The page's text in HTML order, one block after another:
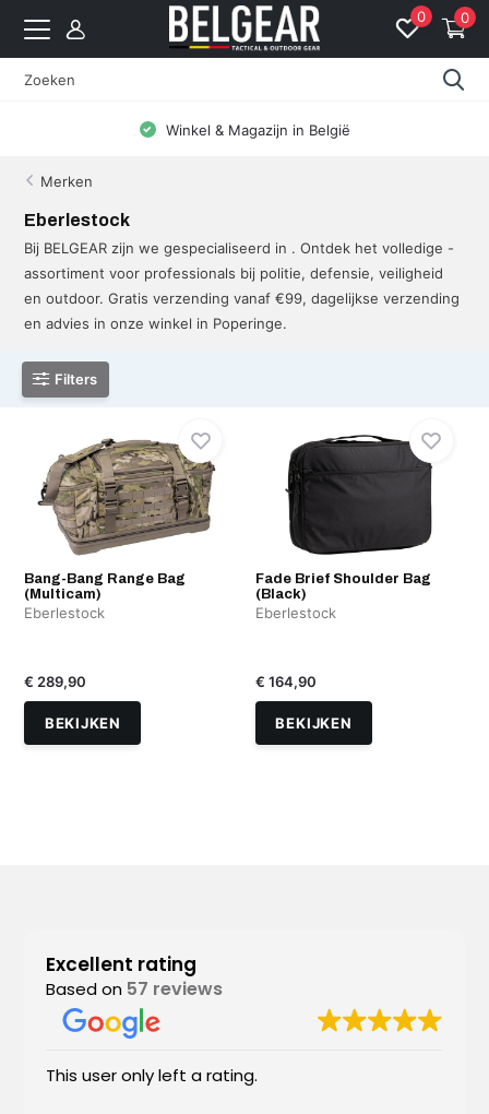
0 0
Winkel & Magazijn in België
Merken
Eberlestock
Bij BELGEAR zijn we gespecialiseerd in . Ontdek het volledige -
assortiment voor professionals bij politie, defensie, veiligheid
en outdoor. Gratis verzending vanaf €99, dagelijkse verzending
en advies in onze winkel in Poperinge.
Filters
Bang-Bang Range Bag
(Multicam)
Eberlestock
€ 289,90
BEKIJKEN
Fade Brief Shoulder Bag
(Black)
Eberlestock
€ 164,90
BEKIJKEN
Excellent rating
Based on 57 reviews
This user only left a rating.